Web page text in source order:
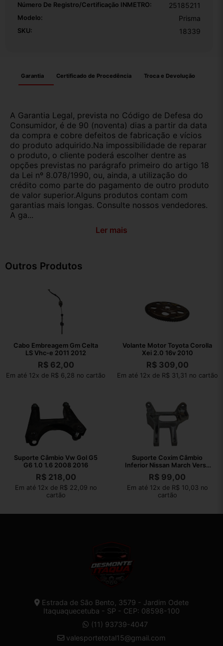
Número De Registro/certificação INMETRO: 25185211
Modelo: Prisma
SKU: 18339
Garantia Certificado de Procedência Troca e Devolução
A Garantia Legal, prevista no Código de Defesa do
Consumidor, é de 90 (noventa) dias a partir da data
da compra e cobre defeitos de fabricação e vícios
do produto adquirido.Na impossibilidade de reparar
o produto, o cliente poderá escolher dentre as
opções previstas no parágrafo primeiro do artigo 18
da Lei nº 8.078/1990, ou, ainda, a utilização do
crédito como parte do pagamento de outro produto
de valor superior.Alguns produtos contam com
garantias mais longas. Consulte nossos vendedores.
A ga...
Ler mais
Outros Produtos
Cabo Embreagem Gm Celta
LS Vhc-e 2011 2012
R$62,00
Em até 12x de R$ 6,28 no cartão
Volante Motor Toyota Corolla
Xei 2.0 16v 2010
R$309,00
Em até 12x de R$ 31,31 no cartão
Suporte Câmbio Vw Gol G5
G6 1.0 1.6 2008 2016
R$218,00
Em até 12x de R$ 22,09 no
cartão
Suporte Coxim Câmbio
Inferior Nissan March Versa
2012 2013
R$ 99,00
Em até 12x de R$ 10,03 no
cartão
Estrada de São Bento, 3579 - Jardim Odete
Itaquaquecetuba - SP - CEP: 08598-100
(11) 93739-4047
valesportetotal15@gmail.com